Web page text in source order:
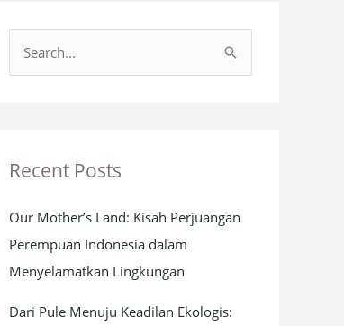
c
f
o
r
Recent Posts
Our Mother’s Land: Kisah Perjuangan
Perempuan Indonesia dalam
Menyelamatkan Lingkungan
Dari Pule Menuju Keadilan Ekologis: